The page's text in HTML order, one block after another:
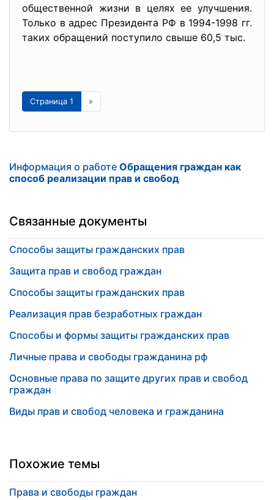
общественной жизни в целях ее улучшения.
Только в адрес Президента РФ в 1994-1998 гг.
таких обращений поступило свыше 60,5 тыс.
Страница 1 »
Информация о работе Обращения граждан как
способ реализации прав и свобод
Связанные документы
Способы защиты гражданских прав
Защита прав и свобод граждан
Способы защиты гражданских прав
Реализация прав безработных граждан
Способы и формы защиты гражданских прав
Личные права и свободы гражданина рф
Основные права по защите других прав и свобод
граждан
Виды прав и свобод человека и гражданина
Похожие темы
Права и свободы граждан